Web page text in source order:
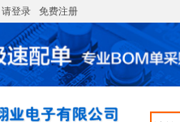
请登录 免费注册